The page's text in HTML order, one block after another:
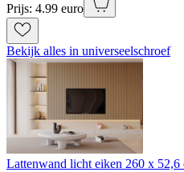
Prijs: 4.99 euro
Bekijk alles in universeelschroef
Lattenwand licht eiken 260 x 52,6